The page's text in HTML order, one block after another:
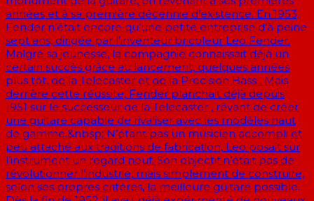
années et à sa première décennie d’existence. En 1953,
Fender n’était encore qu’une petite entreprise d’à peine
sept ans, dirigée par l’inventeur bricoleur Leo Fender.
Malgré sa jeunesse, la compagnie connaissait déjà un
certain succès grâce au lancement, quelques années
plus tôt, de la Telecaster et de la Precision Bass . Mais
derrière cette réussite, Fender planchait déjà depuis
1951 sur le successeur de la Telecaster , rêvant de créer
une guitare capable de rivaliser avec les modèles haut
de gamme.&nbsp; N’étant pas un musicien accompli et
peu attaché aux traditions de fabrication, Leo posait sur
l’instrument un regard neuf. Son objectif n’était pas de
révolutionner l’industrie, mais simplement de construire,
selon ses propres critères, la meilleure guitare possible.